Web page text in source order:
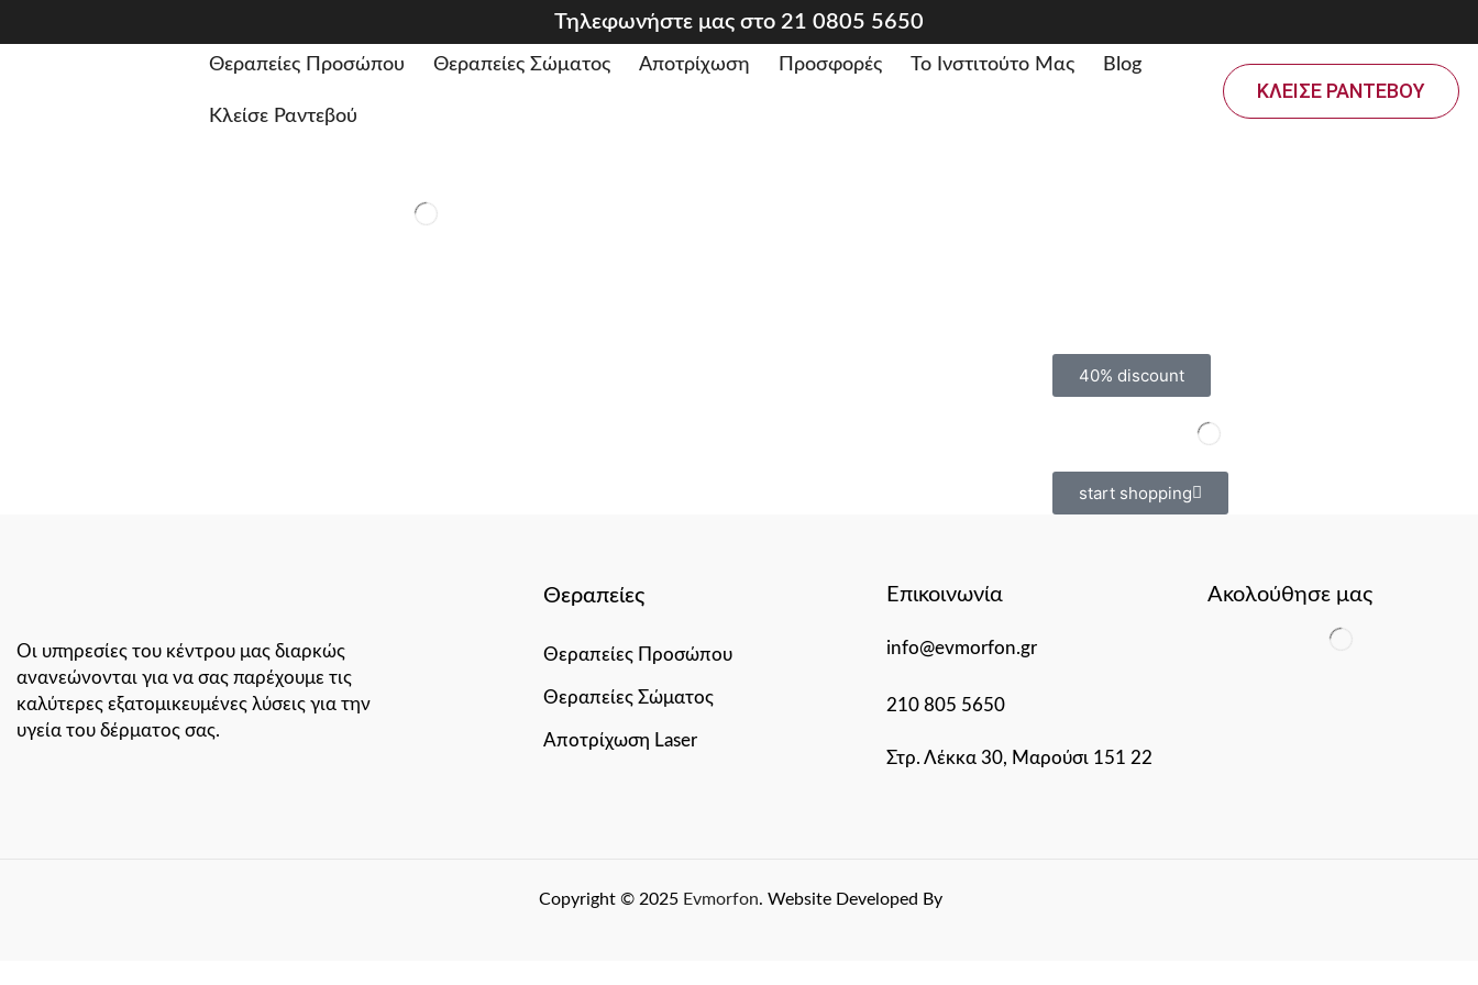
Τηλεφωνήστε μας στο 21 0805 5650
Θεραπείες Προσώπου Θεραπείες Σώματος Αποτρίχωση Προσφορές Το Ινστιτούτο Μας Blog
Κλείσε Ραντεβού
ΚΛΕΙΣΕ ΡΑΝΤΕΒΟΥ
40% discount
start shopping
Οι υπηρεσίες του κέντρου μας διαρκώς
ανανεώνονται για να σας παρέχουμε τις
καλύτερες εξατομικευμένες λύσεις για την
υγεία του δέρματος σας.
Θεραπείες
Θεραπείες Προσώπου
Θεραπείες Σώματος
Αποτρίχωση Laser
Επικοινωνία
info@evmorfon.gr
210 805 5650
Στρ. Λέκκα 30, Μαρούσι 151 22
Ακολούθησε μας
Copyright © 2025 Evmorfon. Website Developed By